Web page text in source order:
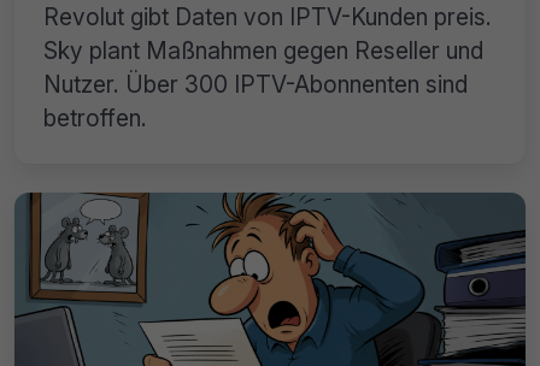
Revolut gibt Daten von IPTV-Kunden preis.
Sky plant Maßnahmen gegen Reseller und
Nutzer. Über 300 IPTV-Abonnenten sind
betroffen.